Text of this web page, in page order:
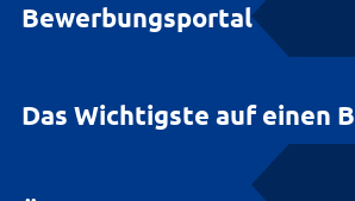
Bewerbungsportal
Das Wichtigste auf einen